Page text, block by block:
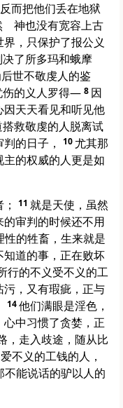
而把他们丢在地狱
神也没有宽容上古
，只保护了报公义
了所多玛和蛾摩
世不敬虔人的鉴
的义人罗得— 8 因
天天看见和听见他
救敬虔的人脱离试
的日子，
10 尤其那
的权威的人更是如
11 就是天使，虽然
审判的时候还不用
的牲畜，生来就是
道的事，正在败坏
行的不义受不义的工
，又有瑕疵，正与
14他们满眼是淫色，
中习惯了贪婪，正
，走入歧途，随从比
不义的工钱的人，
能说话的驴以人的